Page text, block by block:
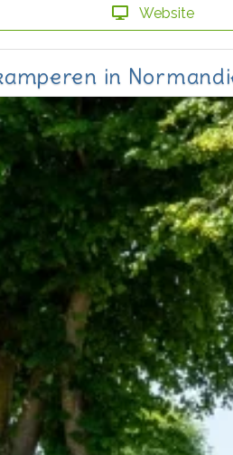
Website
in